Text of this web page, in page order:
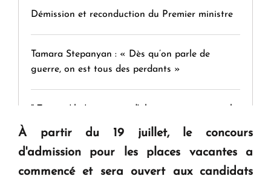
Démission et reconduction du Premier ministre
Tamara Stepanyan : « Dès qu’on parle de
guerre, on est tous des perdants »
question d'un référendum ne se pose pas. "
KASA : 30 ans d'audace, de résilience et d'avenir
À partir du 19 juillet, le concours
d'admission pour les places vacantes a
commencé et sera ouvert aux candidats